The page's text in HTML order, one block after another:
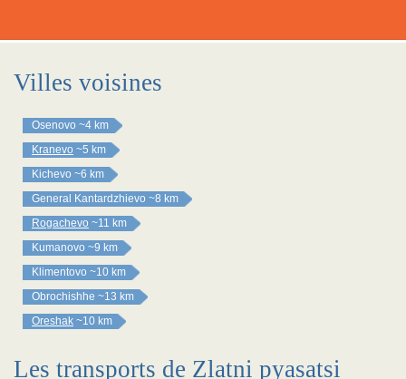
Villes voisines
Osenovo ~4 km
Kranevo ~5 km
Kichevo ~6 km
General Kantardzhievo ~8 km
Rogachevo ~11 km
Kumanovo ~9 km
Klimentovo ~10 km
Obrochishhe ~13 km
Oreshak ~10 km
Les transports de Zlatni pyasatsi